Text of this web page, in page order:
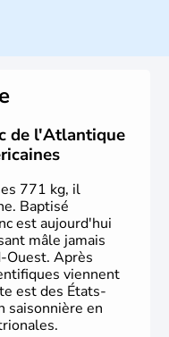
avant l'arrivée
du continent par
Les 13 colonies
d'indépendance
constitution en 1787.
l'entrée dans une
de l'Atlantique
771 kg, il
Baptisé
est aujourd'hui
mâle jamais
Ouest. Après
viennent
est des États-
saisonnière en